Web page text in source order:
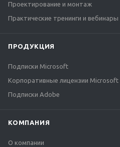
Проектирование и монтаж
Практические тренинги и вебинары
ПРОДУКЦИЯ
Подписки Microsoft
Корпоративные лицензии Microsoft
Подписки Adobe
КОМПАНИЯ
О компании